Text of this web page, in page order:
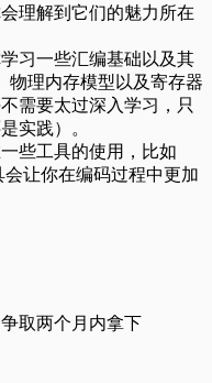
理解到它们的魅力所在
习一些汇编基础以及其
物理内存模型以及寄存器
需要太过深入学习，只
实践）。
些工具的使用，比如
会让你在编码过程中更加
取两个月内拿下